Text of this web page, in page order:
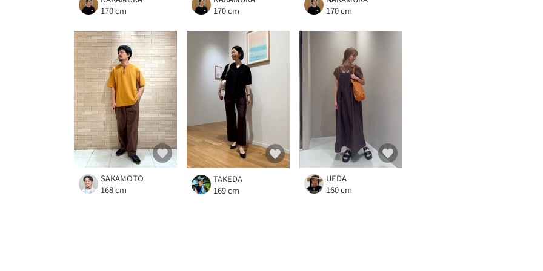
170 cm
170 cm
170 cm
SAKAMOTO
168 cm
TAKEDA
169 cm
UEDA
160 cm